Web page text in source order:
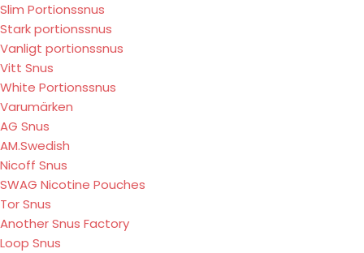
Slim Portionssnus
Stark portionssnus
Vanligt portionssnus
Vitt Snus
White Portionssnus
Varumärken
AG Snus
AM.Swedish
Nicoff Snus
SWAG Nicotine Pouches
Tor Snus
Another Snus Factory
Loop Snus